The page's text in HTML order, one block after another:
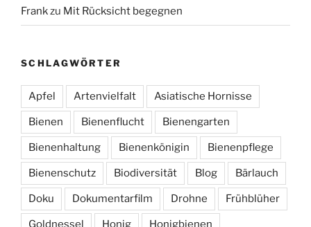
Frankzu Mit Rücksicht begegnen
SCHLAGWÖRTER
Apfel Artenvielfalt Asiatische Hornisse
Bienen Bienenflucht Bienengarten
Bienenhaltung Bienenkönigin Bienenpflege
Bienenschutz Biodiversität Blog Bärlauch
Doku Dokumentarfilm Drohne Frühblüher
Goldnessel Honig Honigbienen